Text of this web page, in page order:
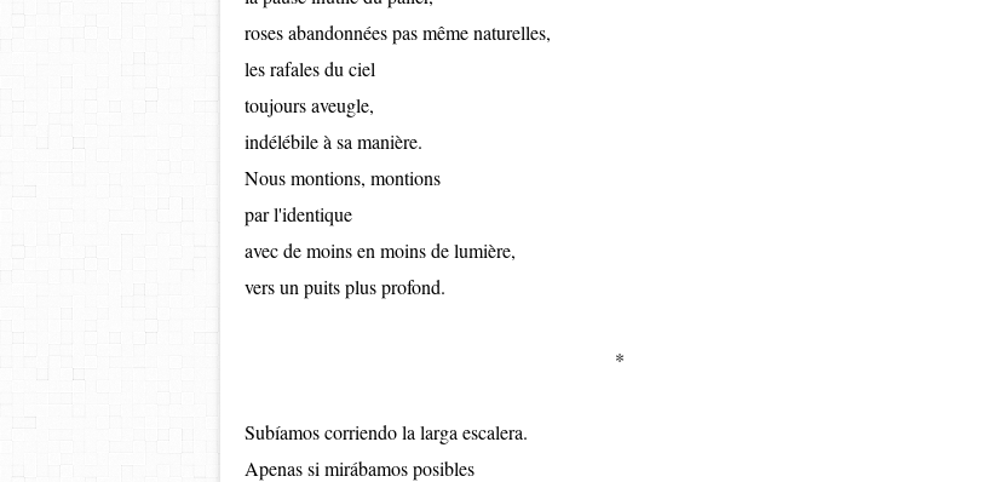
roses abandonnées pas même naturelles,
les rafales du ciel
toujours aveugle,
indélébile à sa manière.
Nous montions, montions
par l'identique
avec de moins en moins de lumière,
vers un puits plus profond.
*
Subíamos corriendo la larga escalera.
Apenas si mirábamos posibles